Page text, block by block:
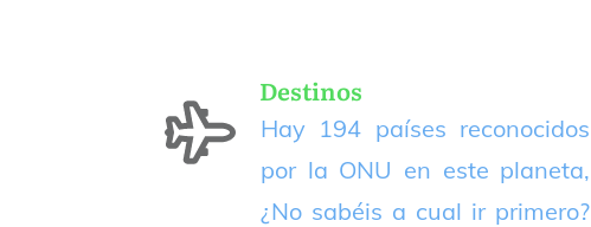
Destinos
Hay 194 países reconocidos
por la ONU en este planeta,
¿No sabéis a cual ir primero?